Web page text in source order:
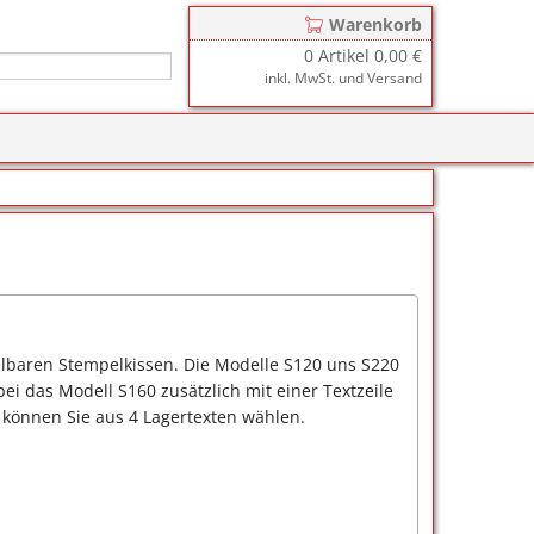
Warenkorb
0Artikel 0,00 €
inkl. MwSt. und Versand
Stempelfarbe
Stempelkissen. Die Modelle S120 uns S220
das Modell S160 zusätzlich mit einer Textzeile
Sie aus 4 Lagertexten wählen.